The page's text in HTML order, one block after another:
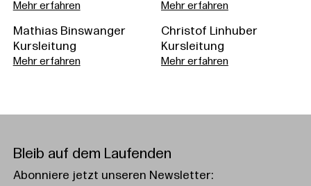
Mehr erfahren Mehr erfahren
Mathias Binswanger
Kursleitung
Mehr erfahren
Christof Linhuber
Kursleitung
Mehr erfahren
Bleib auf dem Laufenden
Abonniere jetzt unseren Newsletter: